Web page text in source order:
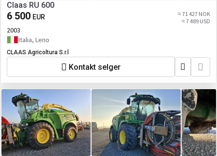
Claas RU 600
6 500 EUR
≈ 71 427 NOK
≈ 7 489 USD
2003
Italia, Leno
CLAAS Agricoltura S.r.l
Kontakt selger